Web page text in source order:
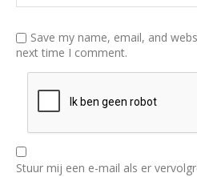
Save my name, email, and
next time I comment.
Stuur mij een e-mail als er